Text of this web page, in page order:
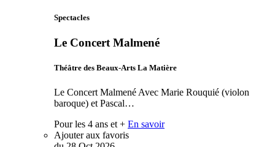
Spectacles
Le Concert Malmené
Théâtre des Beaux-Arts La Matière
Le Concert Malmené Avec Marie Rouquié (violon
baroque) et Pascal…
Pour les 4 ans et + En savoir
Ajouter aux favoris